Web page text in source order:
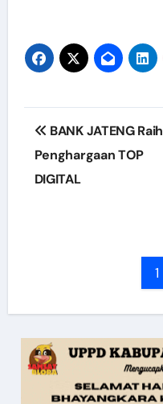
Post
navigation
BANK JATENG Raih
Penghargaan TOP
DIGITAL
1